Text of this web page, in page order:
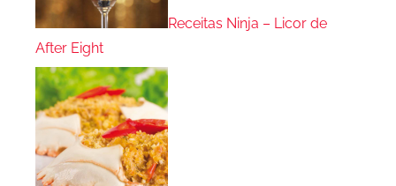
Receitas Ninja – Licor de
After Eight